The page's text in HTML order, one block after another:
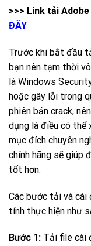
>>> Link tải
ĐÂY
Trước khi bắt đầu
bạn nên tạm thời
là Windows
hoặc gây lỗi trong
phiên bản crack,
dụng là điều có thể
mục đích chuyên
chính hãng sẽ giúp
tốt hơn.
Các bước tải và
tính thực hiện như
Bước 1: Tải file cài